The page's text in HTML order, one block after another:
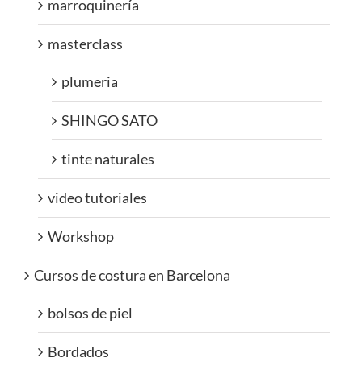
marroquinería
masterclass
plumeria
SHINGO SATO
tinte naturales
video tutoriales
Workshop
Cursos de costura en Barcelona
bolsos de piel
Bordados